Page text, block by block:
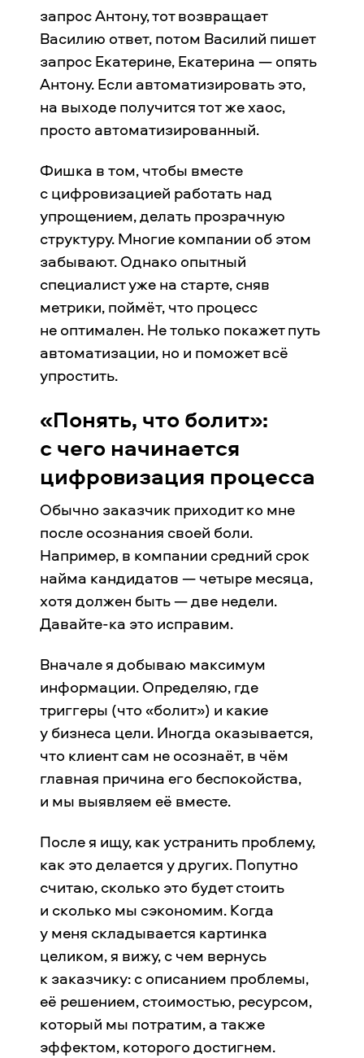
запрос Антону, тот возвращает
Василию ответ, потом Василий пишет
запрос Екатерине, Екатерина — опять
Антону. Если автоматизировать это,
на выходе получится тот же хаос,
просто автоматизированный.
Фишка в том, чтобы вместе
с цифровизацией работать над
упрощением, делать прозрачную
структуру. Многие компании об этом
забывают. Однако опытный
специалист уже на старте, сняв
метрики, поймёт, что процесс
не оптимален. Не только покажет путь
автоматизации, но и поможет всё
упростить.
«Понять, что болит»:
с чего начинается
цифровизация процесса
Обычно заказчик приходит ко мне
после осознания своей боли.
Например, в компании средний срок
найма кандидатов — четыре месяца,
хотя должен быть — две недели.
Давайте-ка это исправим.
Вначале я добываю максимум
информации. Определяю, где
триггеры (что «болит») и какие
у бизнеса цели. Иногда оказывается,
что клиент сам не осознаёт, в чём
главная причина его беспокойства,
и мы выявляем её вместе.
После я ищу, как устранить проблему,
как это делается у других. Попутно
считаю, сколько это будет стоить
и сколько мы сэкономим. Когда
у меня складывается картинка
целиком, я вижу, с чем вернусь
к заказчику: с описанием проблемы,
её решением, стоимостью, ресурсом,
который мы потратим, а также
эффектом, которого достигнем.